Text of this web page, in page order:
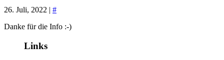
26. Juli, 2022 | #
Danke für die Info :-)
Links